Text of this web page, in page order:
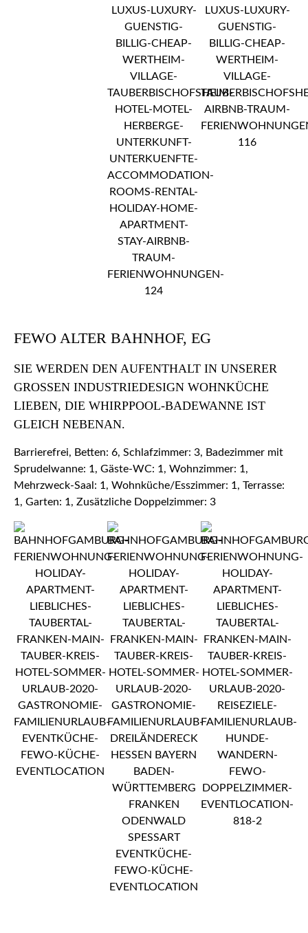
FEWO ALTER BAHNHOF, EG
SIE WERDEN DEN AUFENTHALT IN UNSERER
GROSSEN INDUSTRIEDESIGN WOHNKÜCHE L
IEBEN, DIE WHIRPPOOL-BADEWANNE IST G
LEICH NEBENAN.
Barrierefrei, Betten: 6, Schlafzimmer: 3, Badezimmer mit
Sprudelwanne: 1, Gäste-WC: 1, Wohnzimmer: 1,
Mehrzweck-Saal: 1, Wohnküche/Esszimmer: 1, Terrasse:
1, Garten: 1, Zusätzliche Doppelzimmer: 3